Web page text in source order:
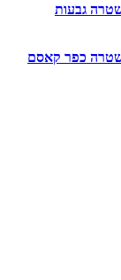
גבעות
כפר קאסם